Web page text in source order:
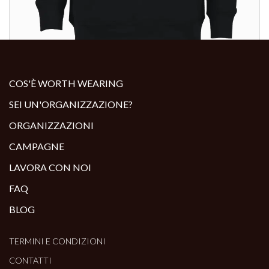
COS'È WORTH WEARING
SEI UN'ORGANIZZAZIONE?
ORGANIZZAZIONI
CAMPAGNE
LAVORA CON NOI
FAQ
BLOG
TERMINI E CONDIZIONI
CONTATTI